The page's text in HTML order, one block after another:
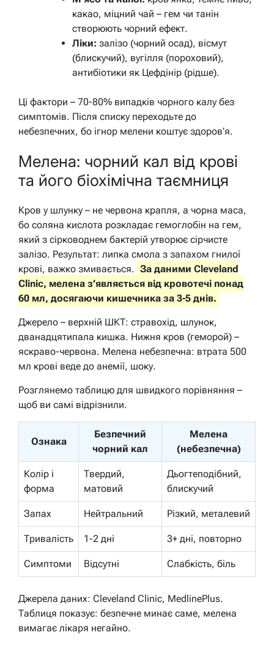
какао, міцний чай – гем чи танін
створюють чорний ефект.
Ліки: залізо (чорний осад), вісмут
(блискучий), вугілля (пороховий),
антибіотики як Цефдінір (рідше).
Ці фактори – 70-80% випадків чорного калу без
симптомів. Після списку переходьте до
небезпечних, бо ігнор мелени коштує здоров’я.
Мелена: чорний кал від крові
та його біохімічна таємниця
Кров у шлунку – не червона крапля, а чорна маса,
бо соляна кислота розкладає гемоглобін на гем,
який з сірководнем бактерій утворює сірчисте
залізо. Результат: липка смола з запахом гнилої
крові, важко змивається. За даними Cleveland
Clinic, мелена з’являється від кровотечі понад
60 мл, досягаючи кишечника за 3-5 днів.
Джерело – верхній ШКТ: стравохід, шлунок,
дванадцятипала кишка. Нижня кров (геморой) –
яскраво-червона. Мелена небезпечна: втрата 500
мл крові веде до анемії, шоку.
Розглянемо таблицю для швидкого порівняння –
щоб ви самі відрізнили.
Ознака
Безпечний
чорний кал
Мелена
(небезпечна)
Колір і
форма
Твердий,
матовий
Дьогтеподібний,
блискучий
Запах Нейтральний Різкий, металевий
Тривалість 1-2 дні 3+ дні, повторно
Симптоми Відсутні Слабкість, біль
Джерела даних: Cleveland Clinic, MedlinePlus.
Таблиця показує: безпечне минає саме, мелена
вимагає лікаря негайно.